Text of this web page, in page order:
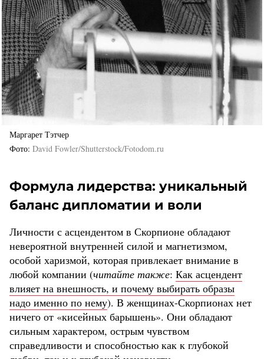
Маргарет Тэтчер
Фото David Fowler/Shutterstock/Fotodom.ru
Формула лидерства: уникальный
баланс дипломатии и воли
Личности с асцендентом в Скорпионе обладают
невероятной внутренней силой и магнетизмом,
особой харизмой, которая привлекает внимание в
любой компании (читайте также: Как асцендент
влияет на внешность, и почему выбирать образы
надо именно по нему). В женщинах-Скорпионах нет
ничего от «кисейных барышень». Они обладают
сильным характером, острым чувством
справедливости и способностью как к глубокой